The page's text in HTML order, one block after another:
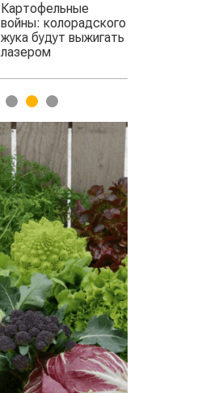
Картофельные
войны: колорадского
жука будут выжигать
лазером
3 4 5